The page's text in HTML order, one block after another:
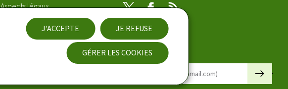
J'ACCEPTE JE REFUSE
GÉRER LES COOKIES
Aspects légaux
Déclaration d'accessibilité
TwitterFacebook
RSS
Newsletter
🡒